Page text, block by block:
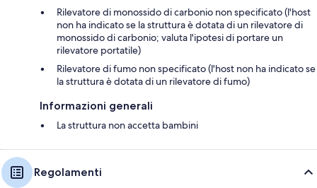
Rilevatore di monossido di carbonio non specificato (l'host
non ha indicato se la struttura è dotata di un rilevatore di
monossido di carbonio; valuta l'ipotesi di portare un
rilevatore portatile)
Rilevatore di fumo non specificato (l'host non ha indicato se
la struttura è dotata di un rilevatore di fumo)
Informazioni generali
La struttura non accetta bambini
Regolamenti